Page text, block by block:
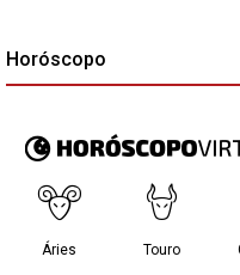
Horóscopo